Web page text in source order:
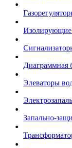
Изолирующие
Диаграммная
Элеваторы
Запально-